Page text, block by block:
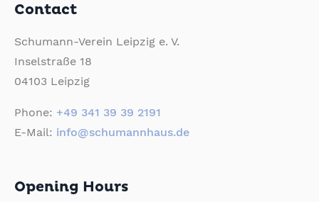
Contact
Schumann-Verein Leipzig e. V.
Inselstraße 18
04103 Leipzig
Phone: +49 341 39 39 2191
E-Mail: info@schumannhaus.de
Opening Hours